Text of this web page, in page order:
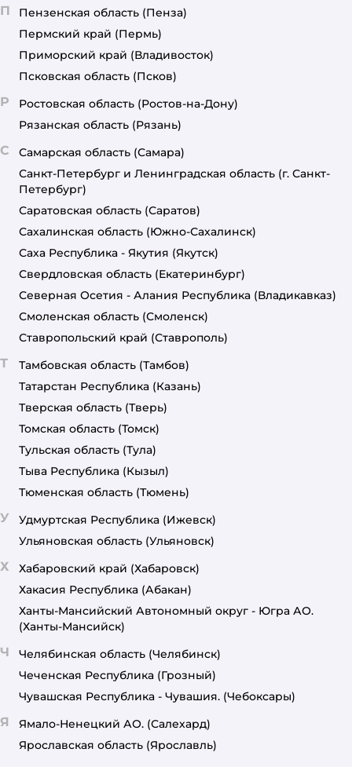
П Пензенская область (Пенза)
Пермский край (Пермь)
Приморский край (Владивосток)
Псковская область (Псков)
Р Ростовская область (Ростов-на-Дону)
Рязанская область (Рязань)
С Самарская область (Самара)
Санкт-Петербург и Ленинградская область (г. Санкт-
Петербург)
Саратовская область (Саратов)
Сахалинская область (Южно-Сахалинск)
Саха Республика - Якутия (Якутск)
Свердловская область (Екатеринбург)
Северная Осетия - Алания Республика (Владикавказ)
Смоленская область (Смоленск)
Ставропольский край (Ставрополь)
Т Тамбовская область (Тамбов)
Татарстан Республика (Казань)
Тверская область (Тверь)
Томская область (Томск)
Тульская область (Тула)
Тыва Республика (Кызыл)
Тюменская область (Тюмень)
У Удмуртская Республика (Ижевск)
Ульяновская область (Ульяновск)
Х Хабаровский край (Хабаровск)
Хакасия Республика (Абакан)
Ханты-Мансийский Автономный округ - Югра АО.
(Ханты-Мансийск)
Ч Челябинская область (Челябинск)
Чеченская Республика (Грозный)
Чувашская Республика - Чувашия. (Чебоксары)
Я Ямало-Ненецкий АО. (Салехард)
Ярославская область (Ярославль)